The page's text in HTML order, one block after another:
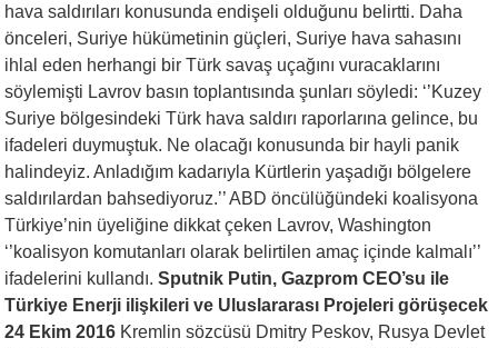
hava saldırıları konusunda endişeli olduğunu belirtti. Daha
önceleri, Suriye hükümetinin güçleri, Suriye hava sahasını
ihlal eden herhangi bir Türk savaş uçağını vuracaklarını
söylemişti Lavrov basın toplantısında şunları söyledi: ‘’Kuzey
Suriye bölgesindeki Türk hava saldırı raporlarına gelince, bu
ifadeleri duymuştuk. Ne olacağı konusunda bir hayli panik
halindeyiz. Anladığım kadarıyla Kürtlerin yaşadığı bölgelere
saldırılardan bahsediyoruz.’’ ABD öncülüğündeki koalisyona
Türkiye’nin üyeliğine dikkat çeken Lavrov, Washington
‘’koalisyon komutanları olarak belirtilen amaç içinde kalmalı’’
ifadelerini kullandı.Sputnik Putin, Gazprom CEO’su ile
Türkiye Enerji ilişkileri ve Uluslararası Projeleri görüşecek
24 Ekim 2016 Kremlin sözcüsü Dmitry Peskov, Rusya Devlet